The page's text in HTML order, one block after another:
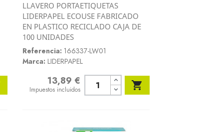
Vista rápida
LLAVERO PORTAETIQUETAS
LIDERPAPEL ECOUSE FABRICADO
EN PLASTICO RECICLADO CAJA DE
100 UNIDADES
Referencia: 166337-LW01
Marca: LIDERPAPEL
Precio13,89 €
Impuestos incluidos 